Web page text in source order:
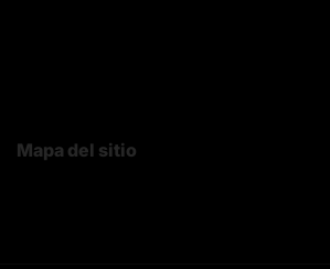
Contacto
Mapa del sitio